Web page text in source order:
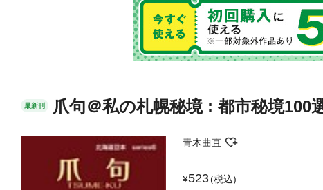
最新刊 爪句＠私の札幌秘境 : 都市秘境100
青木曲直
523(税込)